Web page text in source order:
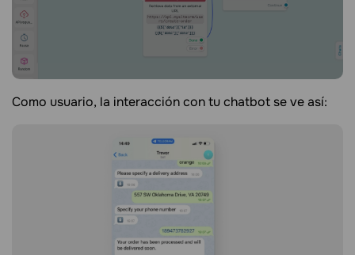
Como usuario, la interacción con tu chatbot se ve así: